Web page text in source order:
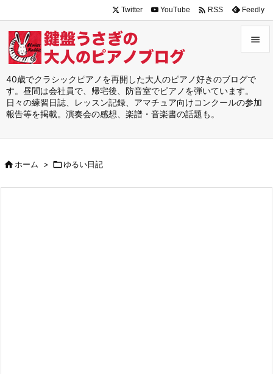
40歳でクラシックピアノを再開した大人のピアノ好きのブログで
す。昼間は会社員で、帰宅後、防音室でピアノを弾いています。
日々の練習日誌、レッスン記録、アマチュア向けコンクールの参加
報告等を掲載。演奏会の感想、楽譜・音楽書の話題も。

メニュ

サイド
前へ

Twitter YouTube  RSS Feedly
ホーム > ゆるい日記